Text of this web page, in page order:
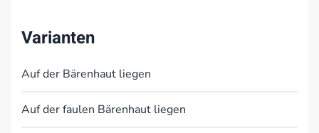
Varianten
Auf der Bärenhaut liegen
Auf der faulen Bärenhaut liegen